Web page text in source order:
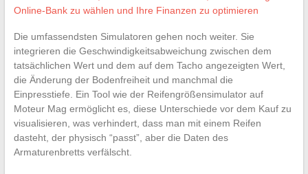
Online-Bank zu wählen und Ihre Finanzen zu optimieren
Die umfassendsten Simulatoren gehen noch weiter. Sie
integrieren die Geschwindigkeitsabweichung zwischen dem
tatsächlichen Wert und dem auf dem Tacho angezeigten Wert,
die Änderung der Bodenfreiheit und manchmal die
Einpresstiefe. Ein Tool wie der Reifengrößensimulator auf
Moteur Mag ermöglicht es, diese Unterschiede vor dem Kauf zu
visualisieren, was verhindert, dass man mit einem Reifen
dasteht, der physisch “passt”, aber die Daten des
Armaturenbretts verfälscht.